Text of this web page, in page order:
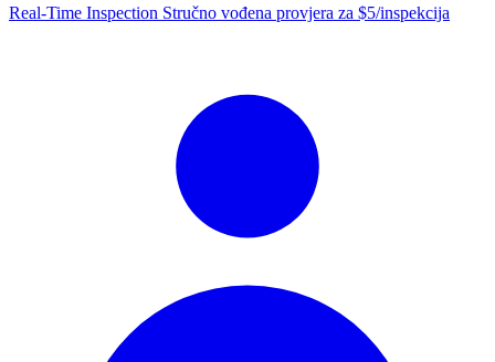
Real-Time Inspection Stručno vođena provjera za $5/inspekcija